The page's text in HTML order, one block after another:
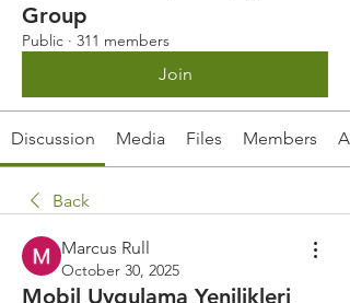
Group
Public · 311 members
Join
Discussion Media Files Members
Back
Marcus Rull
October 30, 2025
Mobil Uygulama Yenilikleri